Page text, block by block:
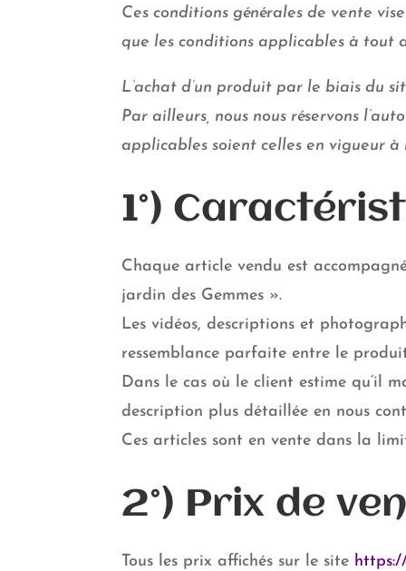
Ces conditions générales de vente
que les conditions applicables à
L’achat d’un produit par le biais du
Par ailleurs, nous nous réservons
applicables soient celles en vigueur
1°)
Chaque article vendu est
jardin des Gemmes ».
Les vidéos, descriptions et
ressemblance parfaite entre le
Dans le cas où le client estime qu’il
description plus détaillée en nous
Ces articles sont en vente dans la
2°) Prix de
Tous les prix affichés sur le site